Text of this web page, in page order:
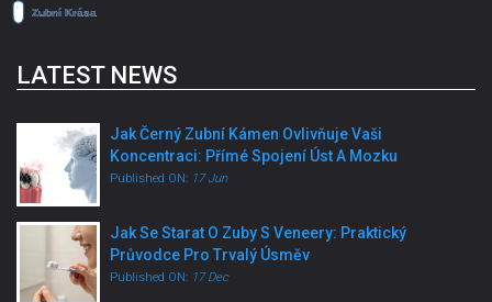
LATEST NEWS
Jak Černý Zubní Kámen Ovlivňuje Vaši
Koncentraci: Přímé Spojení Úst A Mozku
Published ON: 17 Jun
Jak Se Starat O Zuby S Veneery: Praktický
Průvodce Pro Trvalý Úsměv
Published ON: 17 Dec